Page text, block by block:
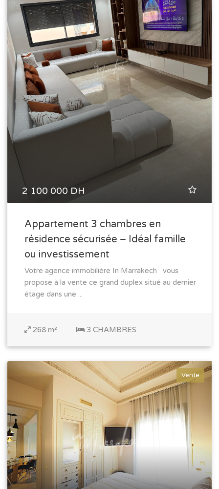
2 100 000 DH
Appartement 3 chambres en
résidence sécurisée – Idéal famille
ou investissement
Votre agence immobilière In Marrakech vous
propose à la vente ce grand duplex situé au dernier
étage dans une ...
268 m² 3 CHAMBRES
Vente